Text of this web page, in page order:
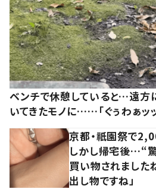
ベンチで休憩していると…遠方
いてきたモノに……「ぐぅわぁッ
京都・祇園祭で
しかし帰宅後…“
買い物されました
出し物ですね」